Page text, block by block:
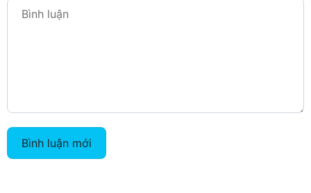
Bình luận mới